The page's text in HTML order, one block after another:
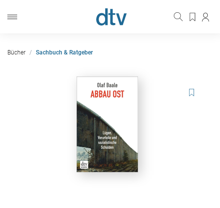
Bücher Sachbuch & Ratgeber